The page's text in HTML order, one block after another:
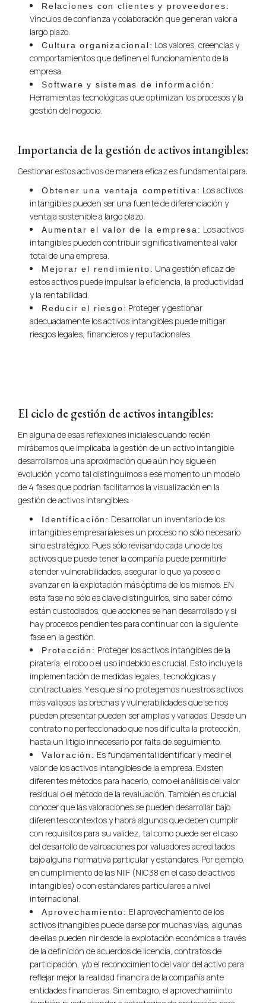
Relaciones con clientes y proveedores:
Vínculos de confianza y colaboración que generan valor a
largo plazo.
Cultura organizacional: Los valores, creencias y
comportamientos que definen el funcionamiento de la
empresa.
Software y sistemas de información:
Herramientas tecnológicas que optimizan los procesos y la
gestión del negocio.
Importancia de la gestión de activos intangibles:
Gestionar estos activos de manera eficaz es fundamental para:
Obtener una ventaja competitiva: Los activos
intangibles pueden ser una fuente de diferenciación y
ventaja sostenible a largo plazo.
Aumentar el valor de la empresa: Los activos
intangibles pueden contribuir significativamente al valor
total de una empresa.
Mejorar el rendimiento: Una gestión eficaz de
estos activos puede impulsar la eficiencia, la productividad
y la rentabilidad.
Reducir el riesgo: Proteger y gestionar
adecuadamente los activos intangibles puede mitigar
riesgos legales, financieros y reputacionales.
El ciclo de gestión de activos intangibles:
En alguna de esas reflexiones iniciales cuando recién
mirábamos que implicaba la gestión de un activo intangible
desarrollamos una aproximación que aún hoy sigue en
evolución y como tal distinguimos a ese momento un modelo
de 4 fases que podrían facilitarnos la visualización en la
gestión de activos intangibles:
Identificación: Desarrollar un inventario de los
intangibles empresariales es un proceso no sólo necesario
sino estratégico. Pues sólo revisando cada uno de los
activos que puede tener la compañía puede permitirle
atender vulnerabilidades, asegurar lo que ya posee o
avanzar en la explotación más óptima de los mismos. EN
esta fase no sólo es clave distinguirlos, sino saber cómo
están custodiados, que acciones se han desarrollado y si
hay procesos pendientes para continuar con la siguiente
fase en la gestión.
Protección: Proteger los activos intangibles de la
piratería, el robo o el uso indebido es crucial. Esto incluye la
implementación de medidas legales, tecnológicas y
contractuales. Y es que si no protegemos nuestros activos
más valiosos las brechas y vulnerabilidades que se nos
pueden presentar pueden ser amplias y variadas. Desde un
contrato no perfeccionado que nos dificulta la protección,
hasta un litigio innecesario por falta de seguimiento.
Valoración: Es fundamental identificar y medir el
valor de los activos intangibles de la empresa. Existen
diferentes métodos para hacerlo, como el análisis del valor
residual o el método de la revaluación. También es crucial
conocer que las valoraciones se pueden desarrollar bajo
diferentes contextos y habrá algunos que deben cumplir
con requisitos para su validez, tal como puede ser el caso
del desarrollo de valroaciones por valuadores acreditados
bajo alguna normativa particular y estándares. Por ejemplo,
en cumplimiento de las NIIF (NIC38 en el caso de activos
intangibles) o con estándares particulares a nivel
internacional.
Aprovechamiento: El aprovechamiento de los
activos itnangibles puede darse por muchas vías, algunas
de ellas pueden nir desde la explotación económica a través
de la definición de acuerdos de licencia, contratos de
participación, y/o el reconocimiento del valor del activo para
reflejar mejor la realidad financira de la compañía ante
entidades financieras. Sin embagro, el aprovechamiinto